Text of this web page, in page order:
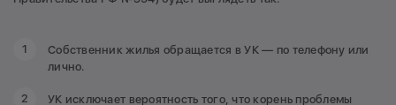
Собственник жилья обращается в УК — по телефону или
лично.
УК исключает вероятность того, что корень проблемы